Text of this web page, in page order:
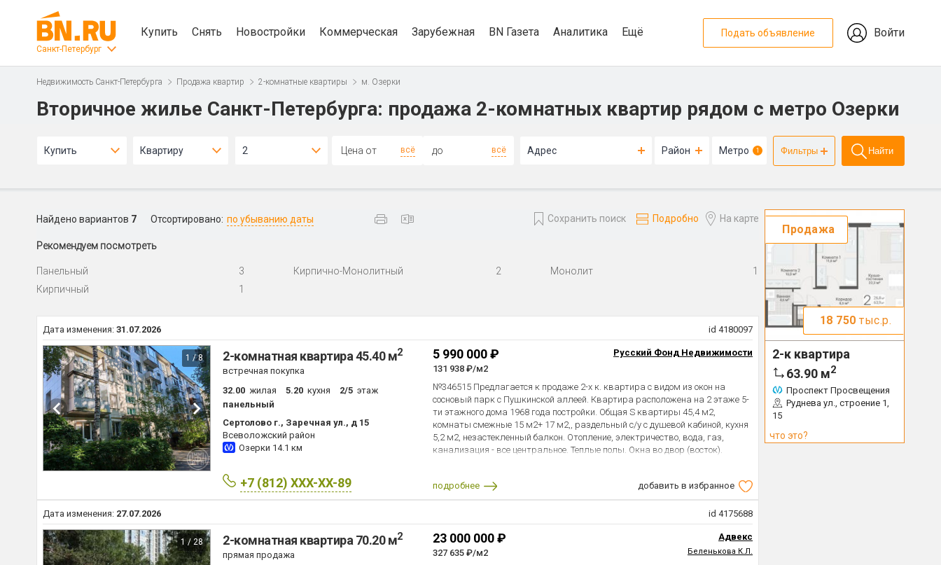
Санкт-Петербург
Купить Снять Новостройки Коммерческая Зарубежная BN Газета Аналитика Ещё Подать объявление Войти
Недвижимость Санкт-Петербурга Продажа квартир 2-комнатные квартиры м. Озерки
Вторичное жилье Санкт-Петербурга: продажа 2-комнатных квартир рядом с метро Озерки
Купить Квартиру 2 всё всё Адрес Район Метро 1 Фильтры Найти
Найдено вариантов 7 Отсортировано: по убыванию даты Сохранить поиск Подробно На карте
Рекомендуем посмотреть
Панельный 3 Кирпично-Монолитный 2 Монолит
1
Кирпичный
1
Дата изменения: 31.07.2026 id 4180097
1 / 8 2-комнатная квартира 45.40 м2
встречная покупка
32.00 жилая 5.20 кухня 2/5 этаж
панельный
Сертолово г., Заречная ул., д 15
Всеволожский район
Озерки 14.1 км
+7 (812) XXX-XX-89
5 990 000 ₽
131 938 ₽/м2
Русский Фонд Недвижимости
№346515 Предлагается к продаже 2-х к. квартира с видом из окон на
сосновый парк с Пушкинской аллеей. Квартира расположена на 2 этаже 5-
ти этажного дома 1968 года постройки. Общая S квартиры 45,4 м2,
комнаты смежные 15 м2+ 17 м2,, раздельный с/у с душевой кабиной, кухня
5,2 м2, незастекленный балкон. Отопление, электричество, вода, газ,
канализация - все центральное. Теплые полы. Окна во двор (восток).
Встречная покупка. Рядом с домом остановка общественного транспорта,
почта, аптека, магазины. Звоните, у удовольствием покажем!
подробнее добавить в избранное
Дата изменения: 27.07.2026 id 4175688
1 / 28 2-комнатная квартира 70.20 м2
прямая продажа
23 000 000 ₽
327 635 ₽/м2
Адвекс
Беленькова К.Л.
Продажа
18 750 тыс.р.
2-к квартира
63.90 м2
Проспект Просвещения
Руднева ул., строение 1,
15
что это?